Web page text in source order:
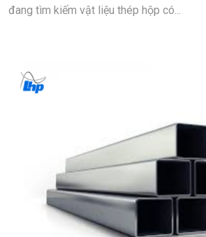
đang tìm kiếm vật liệu thép hộp có...